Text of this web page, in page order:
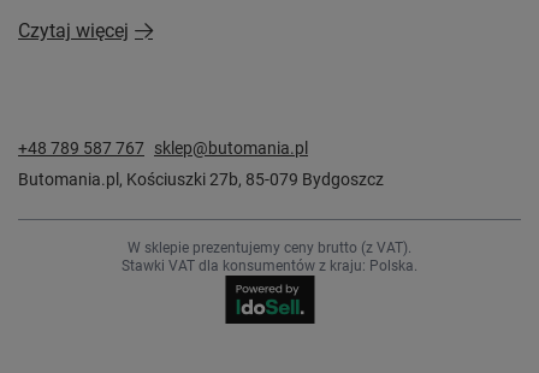
Czytaj więcej
+48 789 587 767 sklep@butomania.pl
Butomania.pl , Kościuszki 27b, 85-079 Bydgoszcz
W sklepie prezentujemy ceny brutto (z VAT).
Stawki VAT dla konsumentów z kraju: Polska.